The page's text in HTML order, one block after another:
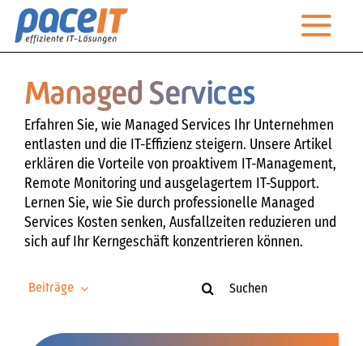
Zum
Inhalt
Unternehmen
Leistungen
Managed Services
IT-Magazin
Kontakt
Managed Services
Erfahren Sie, wie Managed Services Ihr Unternehmen
entlasten und die IT-Effizienz steigern. Unsere Artikel
erklären die Vorteile von proaktivem IT-Management,
Remote Monitoring und ausgelagertem IT-Support.
Lernen Sie, wie Sie durch professionelle Managed
Services Kosten senken, Ausfallzeiten reduzieren und
sich auf Ihr Kerngeschäft konzentrieren können.
Beiträge
Suche